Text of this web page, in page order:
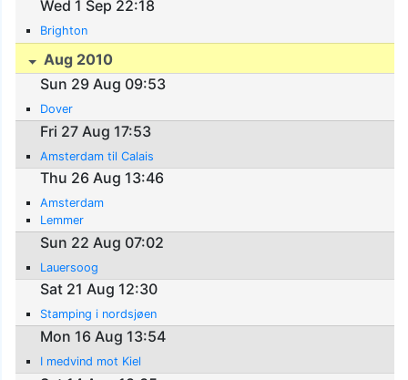
Wed 1 Sep 22:18
Brighton
Aug 2010
Sun 29 Aug 09:53
Dover
Fri 27 Aug 17:53
Amsterdam til Calais
Thu 26 Aug 13:46
Amsterdam
Lemmer
Sun 22 Aug 07:02
Lauersoog
Sat 21 Aug 12:30
Stamping i nordsjøen
Mon 16 Aug 13:54
I medvind mot Kiel